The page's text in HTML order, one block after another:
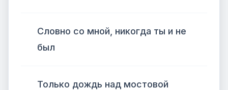
Словно со мной, никогда ты и не
был
Только дождь над мостовой